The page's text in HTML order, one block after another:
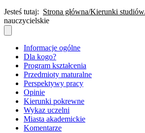
Jesteś tutaj: Strona główna Kierunki studiów
nauczycielskie
Informacje ogólne
Dla kogo?
Program kształcenia
Przedmioty maturalne
Perspektywy pracy
Opinie
Kierunki pokrewne
Wykaz uczelni
Miasta akademickie
Komentarze